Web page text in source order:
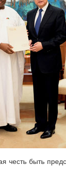
быть